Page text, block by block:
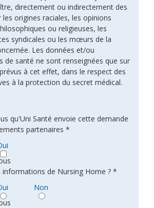
directement ou indirectement des
les origines raciales, les opinions
ou religieuses, les
syndicales ou les mœurs de la
Les données et/ou
de santé ne sont renseignées que sur
à cet effet, dans le respect des
à la protection du secret médical.
qu'Uni Santé envoie cette demande
partenaires *
informations de Nursing Home ? *
Non